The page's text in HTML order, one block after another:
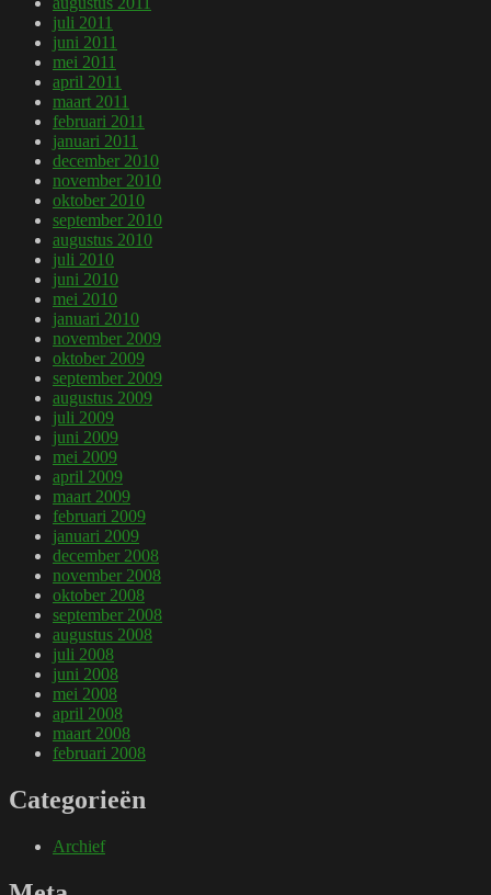
juli 2011
juni 2011
mei 2011
april 2011
maart 2011
februari 2011
januari 2011
december 2010
november 2010
oktober 2010
september 2010
augustus 2010
juli 2010
juni 2010
mei 2010
januari 2010
november 2009
oktober 2009
september 2009
augustus 2009
juli 2009
juni 2009
mei 2009
april 2009
maart 2009
februari 2009
januari 2009
december 2008
november 2008
oktober 2008
september 2008
augustus 2008
juli 2008
juni 2008
mei 2008
april 2008
maart 2008
februari 2008
Categorieën
Archief